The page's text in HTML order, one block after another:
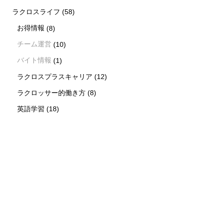
ラクロスライフ (58)
お得情報 (8)
チーム運営 (10)
バイト情報 (1)
ラクロスプラスキャリア (12)
ラクロッサー的働き方 (8)
英語学習 (18)